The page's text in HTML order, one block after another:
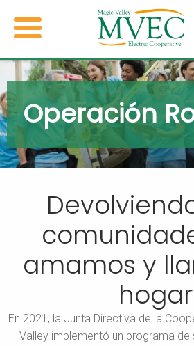
Operación
amamos y
hogar
En 2021, la Junta Directiva de la
Valley implementó un programa